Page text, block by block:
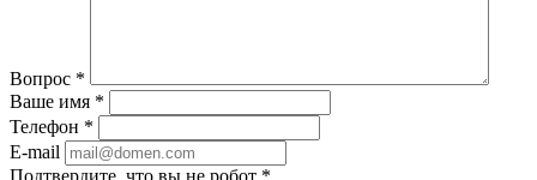
Вопрос *
Ваше имя *
Телефон *
E-mail
Подтвердите, что вы не робот *